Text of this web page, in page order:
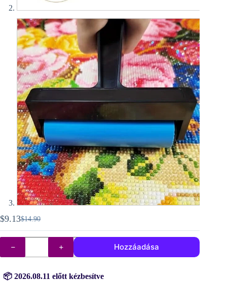
$14.90
Original
price
$14.90.
$9.13Current
price
$9.13.
Gyémánt
hímzőhenger
mennyiség
Hozzáadása
📦 2026.08.11 előtt kézbesítve